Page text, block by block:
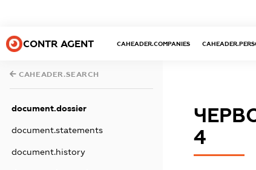
CONTR AGENT CAHEADER.COMPANIES
CAHEADER.SEARCH
document.dossier
document.statements
document.history
4